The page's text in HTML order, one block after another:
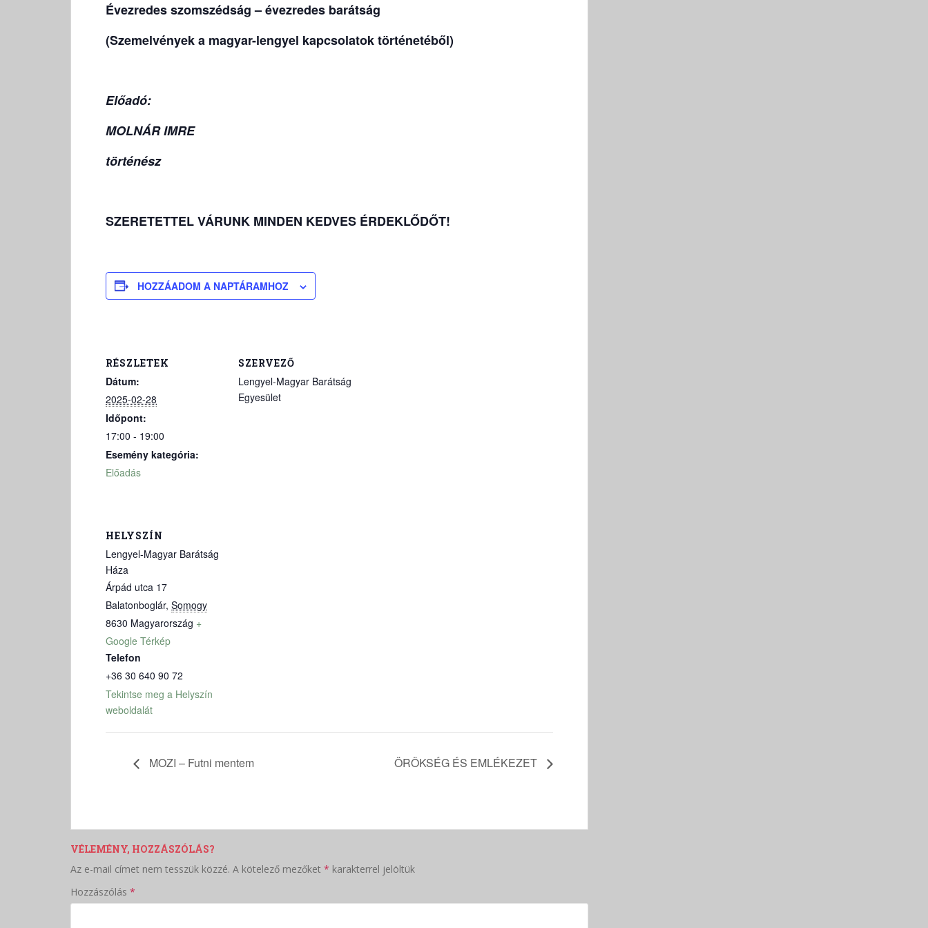
Évezredes szomszédság – évezredes barátság
(Szemelvények a magyar-lengyel kapcsolatok történetéből)
Előadó:
MOLNÁR IMRE
történész
SZERETETTEL VÁRUNK MINDEN KEDVES ÉRDEKLŐDŐT!
HOZZÁADOM A NAPTÁRAMHOZ
RÉSZLETEK
Dátum:
2025-02-28
Időpont:
17:00 - 19:00
Esemény kategória:
Előadás
SZERVEZŐ
Lengyel-Magyar Barátság
Egyesület
HELYSZÍN
Lengyel-Magyar Barátság
Háza
Árpád utca 17
Balatonboglár, Somogy
8630 Magyarország +
Google Térkép
Telefon
+36 30 640 90 72
Tekintse meg a Helyszín
weboldalát
MOZI – Futni mentem ÖRÖKSÉG ÉS EMLÉKEZET
VÉLEMÉNY, HOZZÁSZÓLÁS?
Az e-mail címet nem tesszük közzé. A kötelező mezőket * karakterrel jelöltük
Hozzászólás *